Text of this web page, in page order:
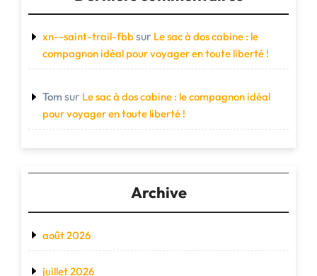
xn--saint-trail-fbbsur Le sac à dos cabine : le
compagnon idéal pour voyager en toute liberté !
Tom sur Le sac à dos cabine : le compagnon idéal
pour voyager en toute liberté !
Archive
août 2026
juillet 2026